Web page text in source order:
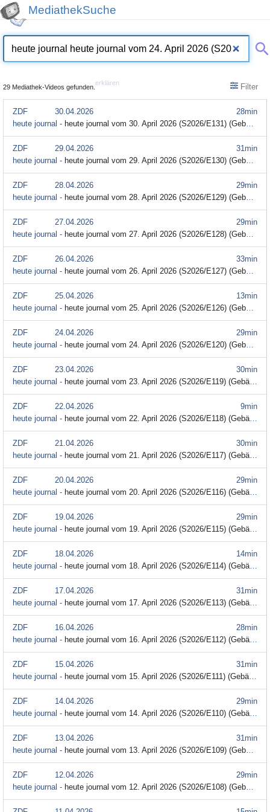
MediathekSuche
29 Mediathek-Videos gefunden.
erklären Filter
28min
ZDF
30.04.2026
heute journal - heute journal vom 30. April 2026 (S2026/E131) (Gebärdensprache)
31min
ZDF
29.04.2026
heute journal - heute journal vom 29. April 2026 (S2026/E130) (Gebärdensprache)
29min
ZDF
28.04.2026
heute journal - heute journal vom 28. April 2026 (S2026/E129) (Gebärdensprache)
29min
ZDF
27.04.2026
heute journal - heute journal vom 27. April 2026 (S2026/E128) (Gebärdensprache)
33min
ZDF
26.04.2026
heute journal - heute journal vom 26. April 2026 (S2026/E127) (Gebärdensprache)
13min
ZDF
25.04.2026
heute journal - heute journal vom 25. April 2026 (S2026/E126) (Gebärdensprache)
29min
ZDF
24.04.2026
heute journal - heute journal vom 24. April 2026 (S2026/E120) (Gebärdensprache)
30min
ZDF
23.04.2026
heute journal - heute journal vom 23. April 2026 (S2026/E119) (Gebärdensprache)
9min
ZDF
22.04.2026
heute journal - heute journal vom 22. April 2026 (S2026/E118) (Gebärdensprache)
30min
ZDF
21.04.2026
heute journal - heute journal vom 21. April 2026 (S2026/E117) (Gebärdensprache)
29min
ZDF
20.04.2026
heute journal - heute journal vom 20. April 2026 (S2026/E116) (Gebärdensprache)
29min
ZDF
19.04.2026
heute journal - heute journal vom 19. April 2026 (S2026/E115) (Gebärdensprache)
14min
ZDF
18.04.2026
heute journal - heute journal vom 18. April 2026 (S2026/E114) (Gebärdensprache)
31min
ZDF
17.04.2026
heute journal - heute journal vom 17. April 2026 (S2026/E113) (Gebärdensprache)
28min
ZDF
16.04.2026
heute journal - heute journal vom 16. April 2026 (S2026/E112) (Gebärdensprache)
31min
ZDF
15.04.2026
heute journal - heute journal vom 15. April 2026 (S2026/E111) (Gebärdensprache)
29min
ZDF
14.04.2026
heute journal - heute journal vom 14. April 2026 (S2026/E110) (Gebärdensprache)
31min
ZDF
13.04.2026
heute journal - heute journal vom 13. April 2026 (S2026/E109) (Gebärdensprache)
29min
ZDF
12.04.2026
heute journal - heute journal vom 12. April 2026 (S2026/E108) (Gebärdensprache)